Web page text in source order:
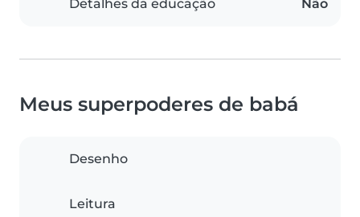
Detalhes da educação Não
Meus superpoderes de babá
Desenho
Leitura